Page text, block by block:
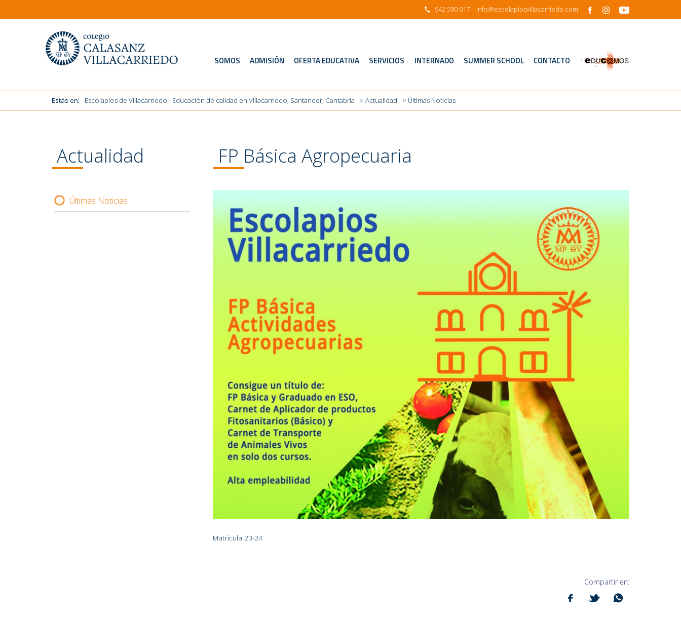
942 590 017 | info@escolapiosvillacarriedo.com
SOMOS ADMISIÓN OFERTA EDUCATIVA SERVICIOS INTERNADO SUMMER SCHOOL CONTACTO
Estás en: Escolapios de Villacarriedo - Educación de calidad en Villacarriedo, Santander, Cantabria > Actualidad > Últimas Noticias
> Últimas Noticias
FP Básica Agropecuaria
Matrícula 23-24
Compartir en:
Actualidad
Últimas Noticias